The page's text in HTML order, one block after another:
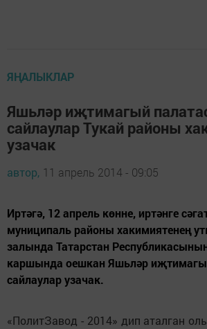
ЯҢАЛЫКЛАР
Яшьләр иҗтимагый
сайлаулар Тукай районы
узачак
автор, 11 апрель 2014 - 09:05
Иртәгә, 12 апрель көнне, иртәнге
муниципаль районы хакимиятенең
залында Татарстан
каршында оешкан Яшьләр
сайлаулар узачак.
«ПолитЗавод - 2014» дип аталган